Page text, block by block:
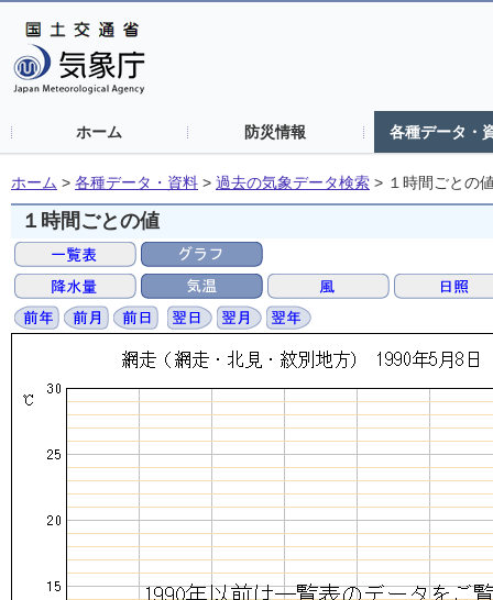
ホーム 防災情報 各種データ・
ホーム > 各種データ・資料 > 過去の気象データ検索 > １時間ごとの
１時間ごとの値